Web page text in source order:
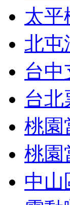
太平
北屯
台中
台北
桃園
桃園
中山